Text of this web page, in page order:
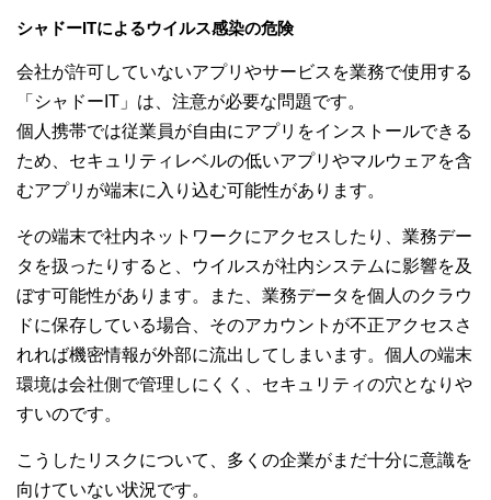
シャドーITによるウイルス感染の危険
会社が許可していないアプリやサービスを業務で使用する
「シャドーIT」は、注意が必要な問題です。
個人携帯では従業員が自由にアプリをインストールできる
ため、セキュリティレベルの低いアプリやマルウェアを含
むアプリが端末に入り込む可能性があります。
その端末で社内ネットワークにアクセスしたり、業務デー
タを扱ったりすると、ウイルスが社内システムに影響を及
ぼす可能性があります。また、業務データを個人のクラウ
ドに保存している場合、そのアカウントが不正アクセスさ
れれば機密情報が外部に流出してしまいます。個人の端末
環境は会社側で管理しにくく、セキュリティの穴となりや
すいのです。
こうしたリスクについて、多くの企業がまだ十分に意識を
向けていない状況です。